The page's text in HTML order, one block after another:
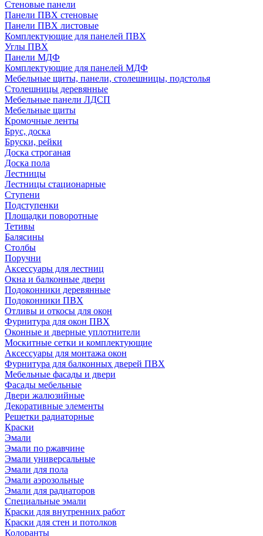
Стеновые панели
Панели ПВХ стеновые
Панели ПВХ листовые
Комплектующие для панелей ПВХ
Углы ПВХ
Панели МДФ
Комплектующие для панелей МДФ
Мебельные щиты, панели, столешницы, подстолья
Столешницы деревянные
Мебельные панели ЛДСП
Мебельные щиты
Кромочные ленты
Брус, доска
Бруски, рейки
Доска строганая
Доска пола
Лестницы
Лестницы стационарные
Ступени
Подступенки
Площадки поворотные
Тетивы
Балясины
Столбы
Поручни
Аксессуары для лестниц
Окна и балконные двери
Подоконники деревянные
Подоконники ПВХ
Отливы и откосы для окон
Фурнитура для окон ПВХ
Оконные и дверные уплотнители
Москитные сетки и комплектующие
Аксессуары для монтажа окон
Фурнитура для балконных дверей ПВХ
Мебельные фасады и двери
Фасады мебельные
Двери жалюзийные
Декоративные элементы
Решетки радиаторные
Краски
Эмали
Эмали по ржавчине
Эмали универсальные
Эмали для пола
Эмали аэрозольные
Эмали для радиаторов
Специальные эмали
Краски для внутренних работ
Краски для стен и потолков
Колоранты